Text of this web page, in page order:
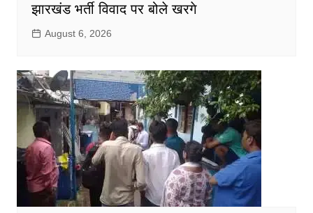
झारखंड भर्ती विवाद पर बोले खरगे
August 6, 2026